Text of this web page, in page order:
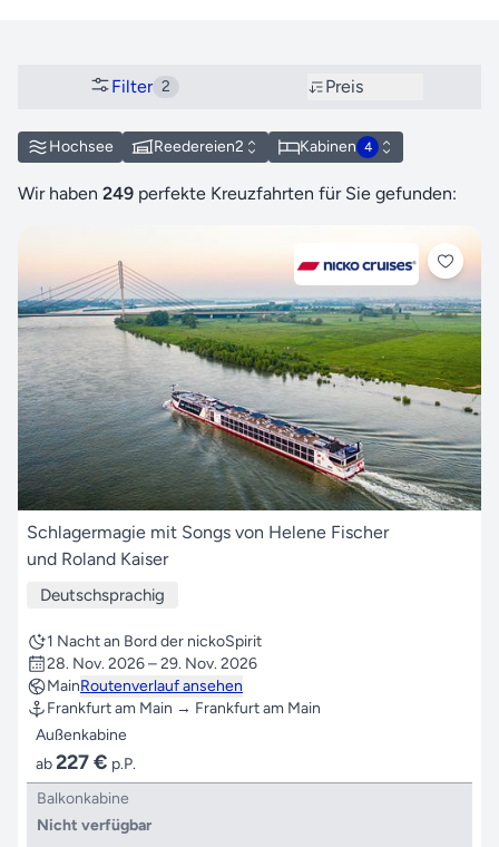
Filter 2 Preis
Hochsee Reedereien2 Kabinen 4
Wir haben 249 perfekte Kreuzfahrten für Sie gefunden:
Schlagermagie mit Songs von Helene Fischer
und Roland Kaiser
Deutschsprachig
1 Nacht an Bord der nickoSpirit
28. Nov. 2026 – 29. Nov. 2026
MainRoutenverlauf ansehen
Frankfurt am Main → Frankfurt am Main
Außenkabine
ab227 € p.P.
Balkonkabine
Nicht verfügbar